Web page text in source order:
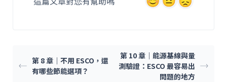
o
第 8 章｜不用 ESCO，還
有哪些節能選項？
第 10 章｜能源基線與量
測驗證：ESCO 最容易出
問題的地方